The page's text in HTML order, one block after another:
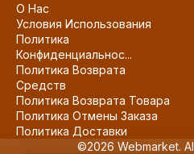
О Нас
Условия Использования
Политика
Конфиденциальнос...
Политика Возврата
Средств
Политика Возврата Товара
Политика Отмены Заказа
Политика Доставки
©2026 Webmarket.